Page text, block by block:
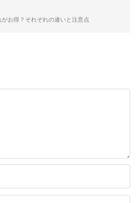
お得？それぞれの違いと注意点